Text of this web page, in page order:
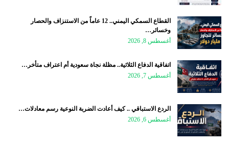
القطاع السمكي اليمني.. 12 عاماً من الاستنزاف والحصار
وخسائر…
أغسطس 8, 2026
اتفاقية الدفاع الثلاثية.. مظلة نجاة سعودية أم اعتراف متأخر…
أغسطس 7, 2026
الردع الاستباقي .. كيف أعادت الضربة النوعية رسم معادلات…
أغسطس 6, 2026